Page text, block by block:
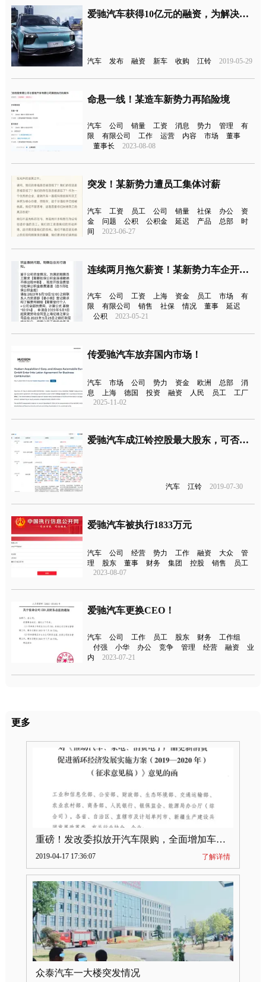
爱驰汽车获得10亿元的融资，为解决新车发布收购江铃
汽车 发布 融资 新车 收购 江铃 2019-05-29
命悬一线！某造车新势力再陷险境
汽车 公司 销量 工资 消息 势力 管理
有
限
有限公司 工作 运营 内容 市场
董事
董事长
2023-08-08
突发！某新势力遭员工集体讨薪
汽车 工资 员工 公司 销量 社保 办公
资
金
问题 公积 公积金 延迟 产品 总部
时
间
2023-06-27
连续两月拖欠薪资！某新势力车企开通员工自费交社保
汽车 公司 工资 上海 资金 员工 市场
有
限
有限公司 销售 社保 情况 董事
延迟
公积
2023-05-21
传爱驰汽车放弃国内市场！
汽车 市场 公司 势力 资金 欧洲 总部
消
息
上海 德国 投资 融资 人民 员工
工厂
2025-11-02
爱驰汽车成江铃控股最大股东，可否实现双赢？
汽车 江铃 2019-07-30
爱驰汽车被执行1833万元
汽车 公司 经营 势力 工作 融资 大众
管
理
股东 董事 财务 集团 控股 销售
员工
2023-08-07
爱驰汽车更换CEO！
汽车 公司 工作 员工 股东 财务
工作组
付强
小华 办公 竞争 管理 经营 融资
业
内
2023-07-21
更多
重磅！发改委拟放开汽车限购，全面增加车牌指标
2019-04-17 17:36:07 了解详情
众泰汽车一大楼突发情况